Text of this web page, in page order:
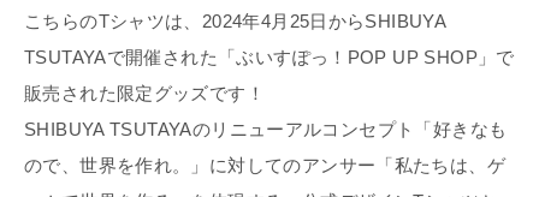
こちらのTシャツは、2024年4月25日からSHIBUYA
TSUTAYAで開催された「ぶいすぽっ！POP UP SHOP」で
販売された限定グッズです！
SHIBUYA TSUTAYAのリニューアルコンセプト「好きなも
ので、世界を作れ。」に対してのアンサー「私たちは、ゲ